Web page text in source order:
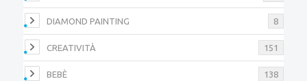
DIAMOND PAINTING 8
CREATIVITÀ 151
BEBÈ 138